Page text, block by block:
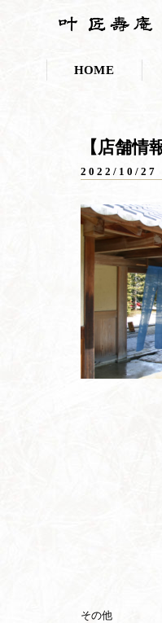
HOME
【店舗
2022/10/27
その他